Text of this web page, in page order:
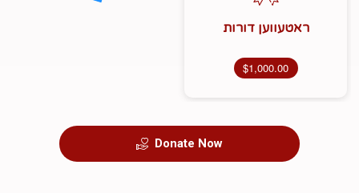
ראטעווען דורות
$1,000.00
Donate Now